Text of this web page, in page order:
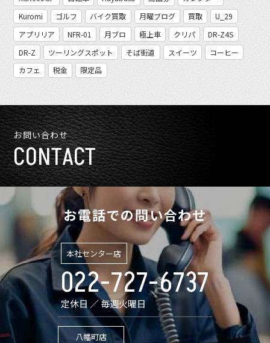
Kuromi
ゴルフ バイク買取 月曜ブログ 買取
U_29
アプリリア
NFR-01 月ブロ 極上車 クリパ
DR-Z4S
DR-Z
ツーリングスポット そば街道 スイーツ
コーヒー
カフェ
税金 限定品
お問い合わせ
CONTACT
お電話での問い合わせ
本社センター店
022-727-6737
定休日 ／ 毎週火曜日
八幡町店